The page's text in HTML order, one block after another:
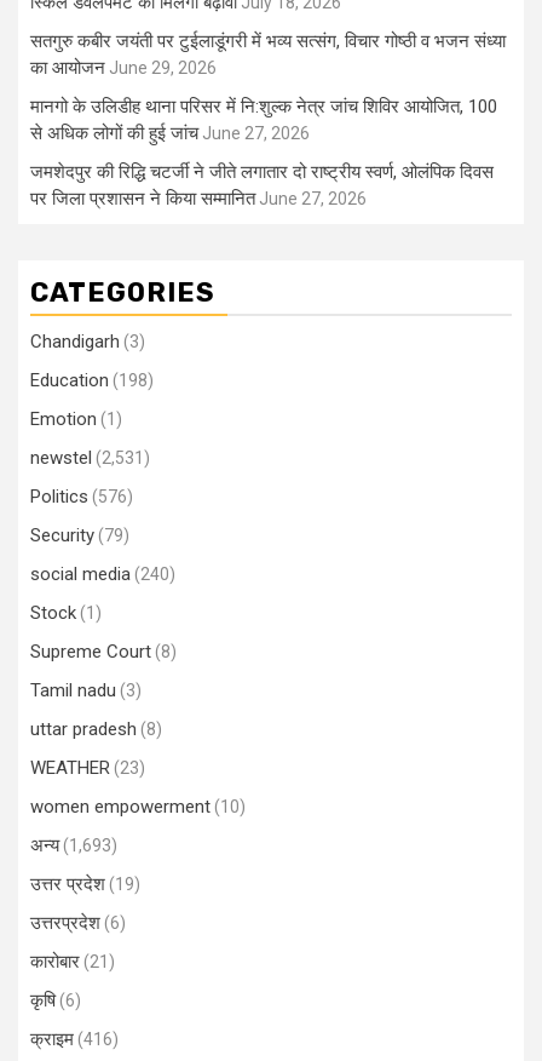
सतगुरु कबीर जयंती पर टुईलाडूंगरी में भव्य सत्संग, विचार गोष्ठी व भजन संध्या
का आयोजन June 29, 2026
मानगो के उलिडीह थाना परिसर में नि:शुल्क नेत्र जांच शिविर आयोजित, 100
से अधिक लोगों की हुई जांच June 27, 2026
जमशेदपुर की रिद्धि चटर्जी ने जीते लगातार दो राष्ट्रीय स्वर्ण, ओलंपिक दिवस
पर जिला प्रशासन ने किया सम्मानित June 27, 2026
CATEGORIES
Chandigarh (3)
Education (198)
Emotion (1)
newstel (2,531)
Politics (576)
Security(79)
social media(240)
Stock(1)
Supreme Court(8)
Tamil nadu (3)
uttar pradesh (8)
WEATHER(23)
women empowerment(10)
अन्य(1,693)
उत्तर प्रदेश(19)
उत्तरप्रदेश(6)
कारोबार(21)
कृषि(6)
क्राइम(416)